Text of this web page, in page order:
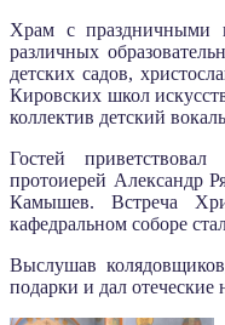
Храм с праздничными
различных
детских садов,
Кировских школ
коллектив детский
Гостей приветствовал
протоиерей Александр
Камышев. Встреча
кафедральном соборе
Выслушав
подарки и дал отеческие